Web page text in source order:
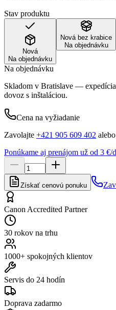
Stav produktu
Nová
Na objednávku
Nová bez krabice
Na objednávku
Na objednávku
Skladom v Bratislave —
dovoz s inštaláciou.
Cena na vyžiadanie
Zavolajte +421 905 609 402
Ponúkame aj prenájom už od 3
Získať cenovú ponuku
Canon Accredited Partner
30 rokov na trhu
1000+ spokojných klientov
Servis do 24 hodín
Doprava zadarmo